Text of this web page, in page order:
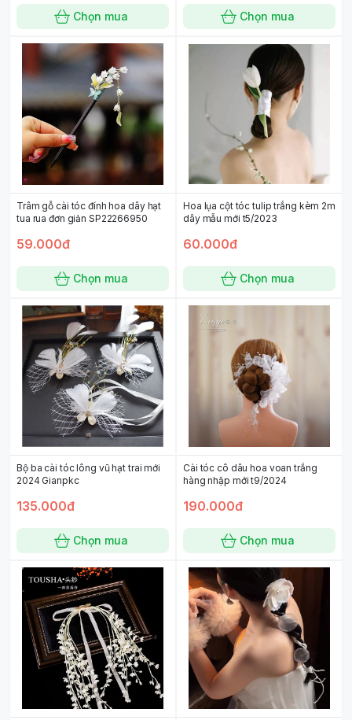
Chọn mua Chọn mua
Trâm gỗ cài tóc đính hoa dây hạt
tua rua đơn giản SP22266950
59.000đ
Chọn mua
Hoa lụa cột tóc tulip trắng kèm 2m
dây mẫu mới t5/2023
60.000đ
Chọn mua
Bộ ba cài tóc lông vũ hạt trai mới
2024 Gianpkc
135.000đ
Chọn mua
Cài tóc cô dâu hoa voan trắng
hàng nhập mới t9/2024
190.000đ
Chọn mua